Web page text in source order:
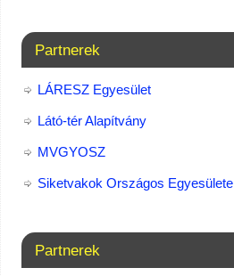
Partnerek
LÁRESZ Egyesület
Látó-tér Alapítvány
MVGYOSZ
Siketvakok Országos Egyesülete
Partnerek